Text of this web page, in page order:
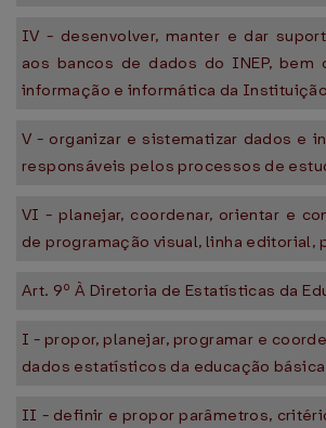
IV - desenvolver, manter e dar
aos bancos de dados do INEP,
informação e informática da
V - organizar e sistematizar dados e
responsáveis pelos processos de
VI - planejar, coordenar, orientar e
de programação visual, linha editorial,
Art. 9º À Diretoria de Estatísticas da
I - propor, planejar, programar e
dados estatísticos da educação
II - definir e propor parâmetros,